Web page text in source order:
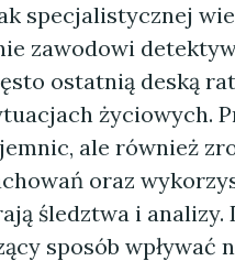
specjalistycznej
zawodowi
ostatnią deską
życiowych.
ale również
oraz
śledztwa i analizy.
sposób wpływać